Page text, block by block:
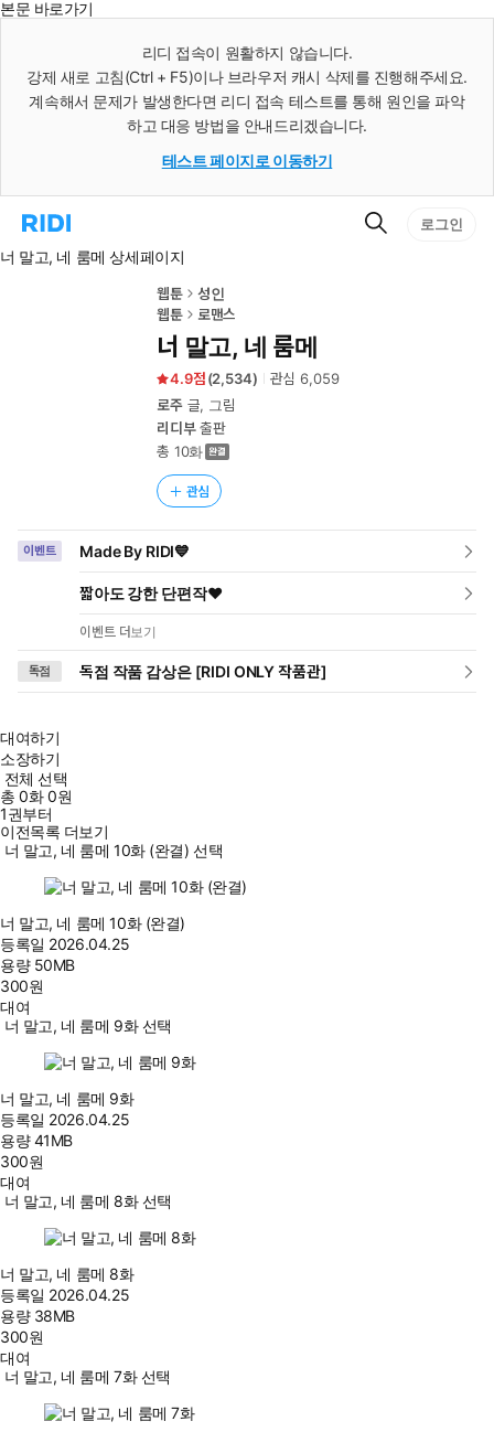
본문 바로가기
리디 접속이 원활하지 않습니다.
강제 새로 고침(Ctrl + F5)이나 브라우저 캐시 삭제를 진행해주세요.
계속해서 문제가 발생한다면 리디 접속 테스트를 통해 원인을 파악
하고 대응 방법을 안내드리겠습니다.
테스트 페이지로 이동하기
리
홈
검
로그인
너 말고, 네 룸메 상세페이지
웹툰
성인
웹툰
로맨스
너 말고, 네 룸메
4.9 (2,534) 관심6,059
로주글, 그림
리디부출판
총 10화
관심
이벤트 Made By RIDI💙
짧아도 강한 단편작❤️
이벤트 더보기
독점 독점 작품 감상은 [RIDI ONLY 작품관]
대여하기
소장하기
전체 선택
총0화0원
1권부터
이전목록 더보기
너 말고, 네 룸메 10화 (완결) 선택
너 말고, 네 룸메 10화 (완결)
등록일 2026.04.25
용량 50MB
300원
대여
너 말고, 네 룸메 9화 선택
너 말고, 네 룸메 9화
등록일 2026.04.25
용량41MB
300원
대여
너 말고, 네 룸메 8화 선택
너 말고, 네 룸메 8화
등록일 2026.04.25
용량 38MB
300원
대여
너 말고, 네 룸메 7화 선택